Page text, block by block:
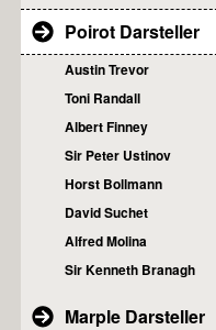
Poirot Darsteller
Austin Trevor
Toni Randall
Albert Finney
Sir Peter Ustinov
Horst Bollmann
David Suchet
Alfred Molina
Sir Kenneth Branagh
Marple Darsteller